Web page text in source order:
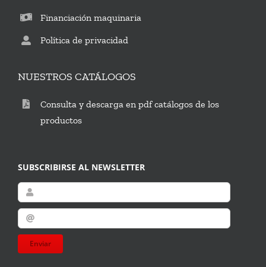
Financiación maquinaria
Política de privacidad
NUESTROS CATÁLOGOS
Consulta y descarga en pdf catálogos de los
productos
SUBSCRIBIRSE AL NEWSLETTER
Enviar